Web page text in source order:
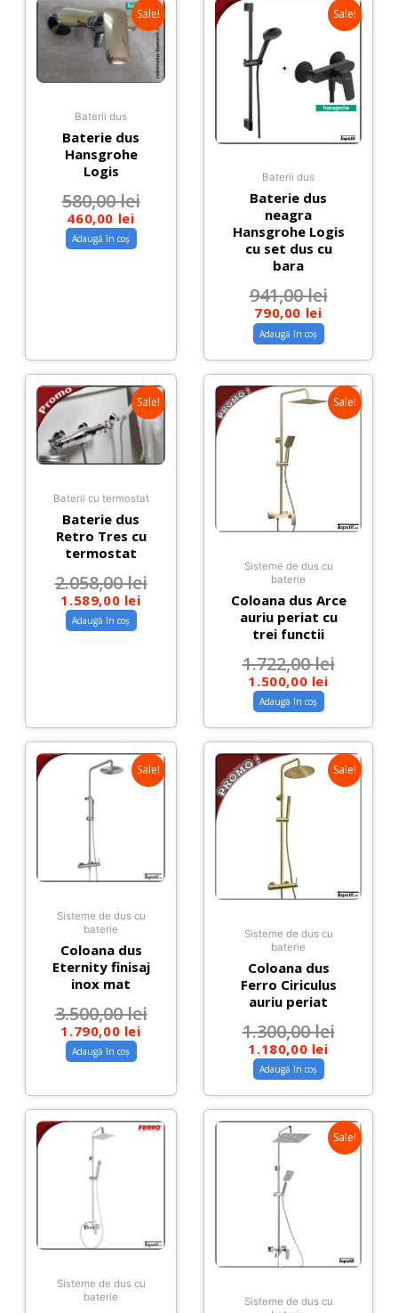
Sale!
Baterii dus
Baterie dus
Hansgrohe
Logis
580,00lei
460,00 lei
Adaugă în coș
Sale!
Baterii dus
Baterie dus
neagra
Hansgrohe Logis
cu set dus cu
bara
941,00lei
790,00 lei
Adaugă în coș
Sale!
Baterii cu termostat
Baterie dus
Retro Tres cu
termostat
2.058,00lei
1.589,00 lei
Adaugă în coș
Sale!
Sisteme de dus cu
baterie
Coloana dus Arce
auriu periat cu
trei functii
1.722,00lei
1.500,00 lei
Adaugă în coș
Sale!
Sisteme de dus cu
baterie
Coloana dus
Eternity finisaj
inox mat
3.500,00lei
1.790,00 lei
Adaugă în coș
Sale!
Sisteme de dus cu
baterie
Coloana dus
Ferro Ciriculus
auriu periat
1.300,00lei
1.180,00 lei
Adaugă în coș
Sisteme de dus cu
baterie
Sale!
Sisteme de dus cu